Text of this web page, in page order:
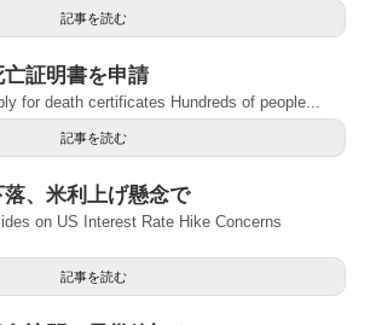
記事を読む
証明書を申請
for death certificates Hundreds of people...
記事を読む
、米利上げ懸念で
on US Interest Rate Hike Concerns
記事を読む